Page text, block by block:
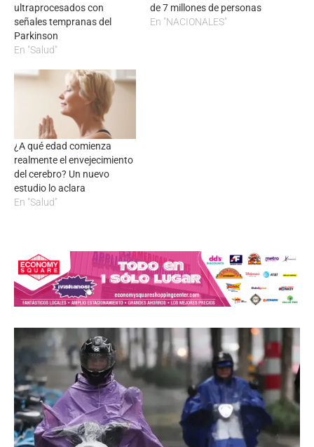
ultraprocesados con
señales tempranas del
Parkinson
En "Salud"
de 7 millones de personas
En "NACIONALES"
¿A qué edad comienza
realmente el envejecimiento
del cerebro? Un nuevo
estudio lo aclara
En "Salud"